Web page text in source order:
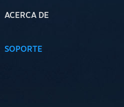
ACERCA DE
SOPORTE